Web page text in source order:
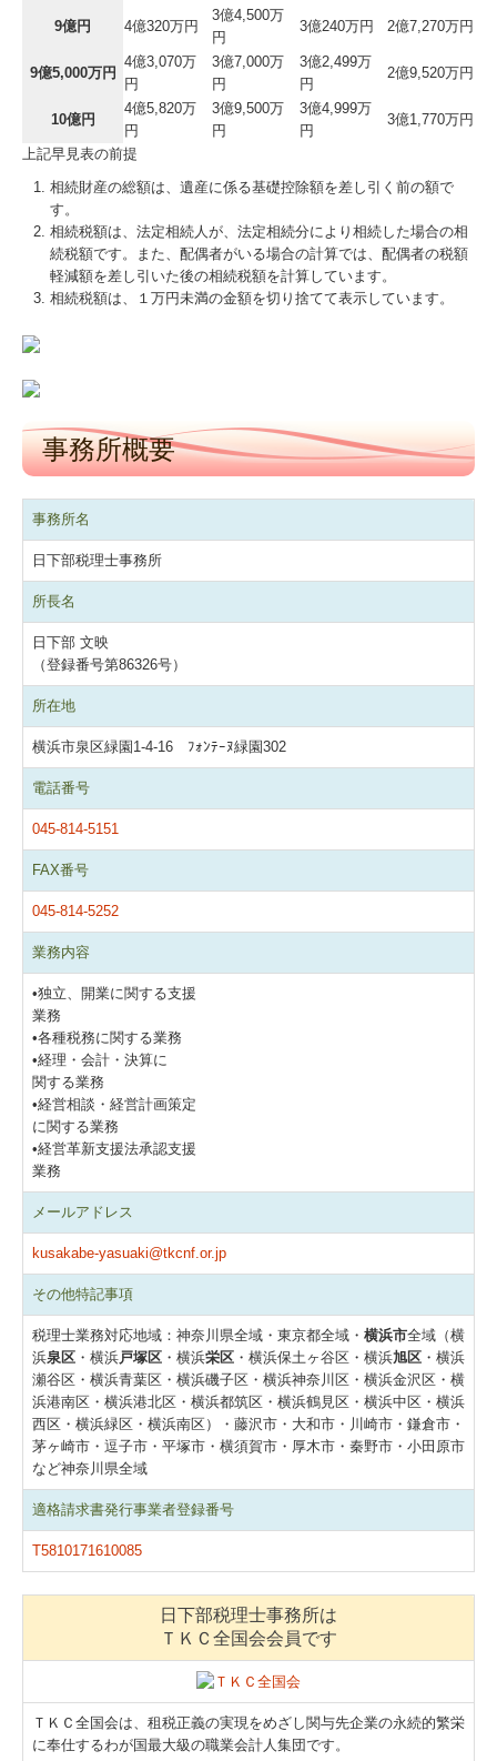
9億円 4億320万円
3億4,500万
円
3億240万円 2億7,270万円
9億5,000万円
4億3,070万
円
3億7,000万
円
3億2,499万
円
2億9,520万円
10億円
4億5,820万
円
3億9,500万
円
3億4,999万
円
3億1,770万円
上記早見表の前提
相続財産の総額は、遺産に係る基礎控除額を差し引く前の額で
す。
相続税額は、法定相続人が、法定相続分により相続した場合の相
続税額です。また、配偶者がいる場合の計算では、配偶者の税額
軽減額を差し引いた後の相続税額を計算しています。
相続税額は、１万円未満の金額を切り捨てて表示しています。
事務所概要
事務所名
日下部税理士事務所
所長名
日下部 文映
（登録番号第86326号）
所在地
横浜市泉区緑園1-4-16 ﾌｫﾝﾃｰﾇ緑園302
電話番号
045-814-5151
FAX番号
045-814-5252
業務内容
•独立、開業に関する支援
業務
•各種税務に関する業務
•経理・会計・決算に
関する業務
•経営相談・経営計画策定
に関する業務
•経営革新支援法承認支援
業務
メールアドレス
kusakabe-yasuaki@tkcnf.or.jp
その他特記事項
税理士業務対応地域：神奈川県全域・東京都全域・ 横浜市全域（横
浜泉区 ・横浜戸塚区 ・横浜栄区 ・横浜保土ヶ谷区・横浜旭区 ・横浜
瀬谷区・横浜青葉区・横浜磯子区・横浜神奈川区・横浜金沢区・横
浜港南区・横浜港北区・横浜都筑区・横浜鶴見区・横浜中区・横浜
西区・横浜緑区・横浜南区）・藤沢市・大和市・川崎市・鎌倉市・
茅ヶ崎市・逗子市・平塚市・横須賀市・厚木市・秦野市・小田原市
など神奈川県全域
適格請求書発行事業者登録番号
T5810171610085
日下部税理士事務所は
ＴＫＣ全国会会員です
ＴＫＣ全国会は、租税正義の実現をめざし関与先企業の永続的繁栄
に奉仕するわが国最大級の職業会計人集団です。